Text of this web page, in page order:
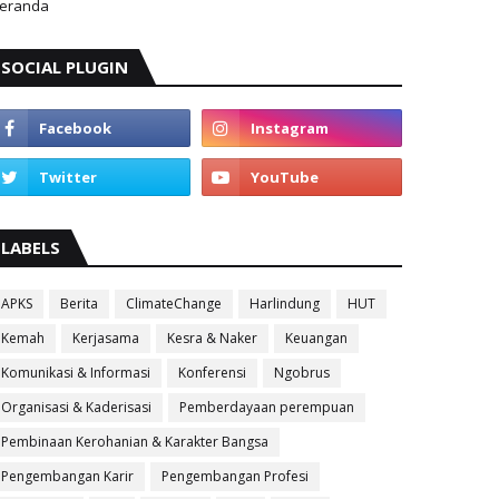
SOCIAL PLUGIN
LABELS
APKS Berita ClimateChange Harlindung
HUT
Kemah
Kerjasama Kesra & Naker
Keuangan
Komunikasi & Informasi
Konferensi
Ngobrus
Organisasi & Kaderisasi
Pemberdayaan perempuan
Pembinaan Kerohanian & Karakter Bangsa
Pengembangan Karir
Pengembangan Profesi